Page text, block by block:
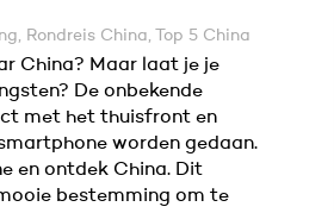
Rondreis China, Top 5 China
China? Maar laat je je
De onbekende
met het thuisfront en
worden gedaan.
en ontdek China. Dit
bestemming om te